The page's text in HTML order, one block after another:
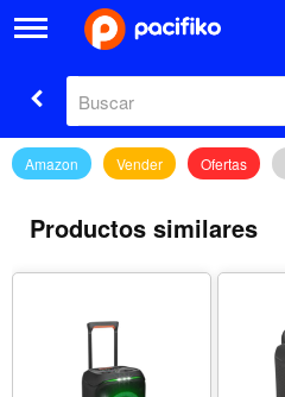
Amazon Vender Ofertas
Productos similares